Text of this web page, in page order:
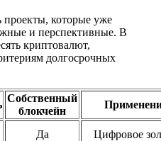
которые уже
и перспективные. В
криптовалют,
долгосрочных
Собственный
блокчейн
Да
Цифровое